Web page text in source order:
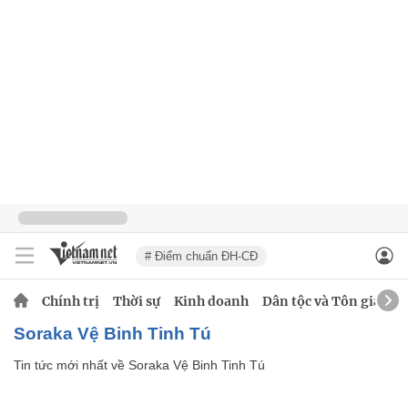
# Điểm chuẩn ĐH-CĐ
Chính trị Thời sự Kinh doanh Dân tộc và Tôn giáo
Soraka Vệ Binh Tinh Tú
Tin tức mới nhất về Soraka Vệ Binh Tinh Tú